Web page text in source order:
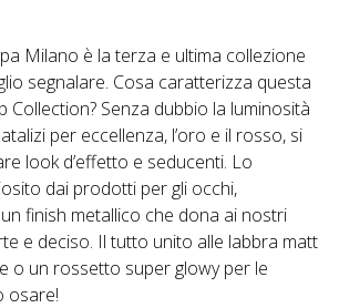
Milano è la terza e ultima collezione
segnalare. Cosa caratterizza questa
Collection? Senza dubbio la luminosità
per eccellenza, l’oro e il rosso, si
look d’effetto e seducenti. Lo
dai prodotti per gli occhi,
finish metallico che dona ai nostri
e deciso. Il tutto unito alle labbra matt
o un rossetto super glowy per le
osare!